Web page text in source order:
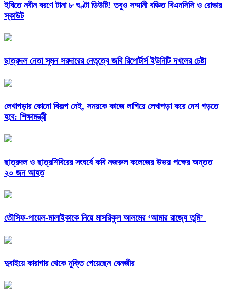
ইবিতে নবীন বরণে টানা ৮ ঘণ্টা ডিউটি! তবুও সম্মানী বঞ্চিত বিএনসিসি ও রোভার
স্কাউট
ছাত্রদল নেতা সুমন সরদারের নেতৃত্বে জবি রিপোর্টার্স ইউনিটি দখলের চেষ্টা
লেখাপড়ার কোনো বিকল্প নেই, সময়কে কাজে লাগিয়ে লেখাপড়া করে দেশ গড়তে
হবে: শিক্ষামন্ত্রী
ছাত্রদল ও ছাত্রশিবিরের সংঘর্ষে কবি নজরুল কলেজের উভয় পক্ষের অন্তত
২০ জন আহত
তৌসিফ-পায়েল-মালাইকাকে নিয়ে মাসরিকুল আলমের ‘আমার রাজ্যে তুমি’
দুবাইয়ে কারাগার থেকে মুক্তি পেয়েছেন বেনজীর